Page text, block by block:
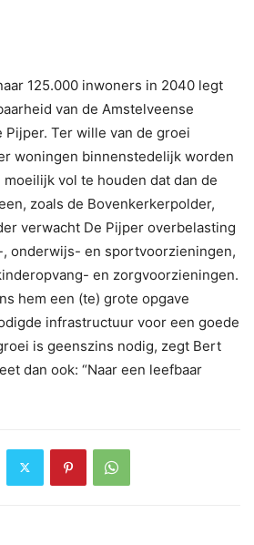
125.000 inwoners in 2040 legt
van de Amstelveense
Pijper. Ter wille van de groei
woningen binnenstedelijk worden
vol te houden dat dan de
zoals de Bovenkerkerpolder,
verwacht De Pijper overbelasting
onderwijs- en sportvoorzieningen,
en zorgvoorzieningen.
hem een (te) grote opgave
infrastructuur voor een goede
is geenszins nodig, zegt Bert
dan ook: “Naar een leefbaar